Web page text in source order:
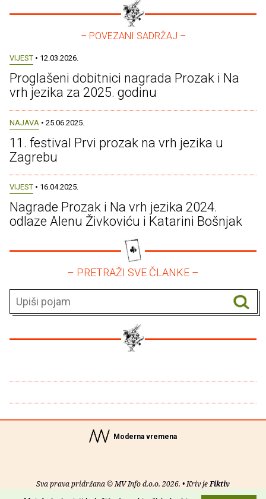
– POVEZANI SADRŽAJ –
VIJEST • 12.03.2026.
Proglašeni dobitnici nagrada Prozak i Na
vrh jezika za 2025. godinu
NAJAVA • 25.06.2025.
11. festival Prvi prozak na vrh jezika u
Zagrebu
VIJEST • 16.04.2025.
Nagrade Prozak i Na vrh jezika 2024.
odlaze Alenu Živkoviću i Katarini Bošnjak
– PRETRAŽI SVE ČLANKE –
Moderna vremena
Sva prava pridržana © MV Info d.o.o. 2026. • Kriv jeFiktiv